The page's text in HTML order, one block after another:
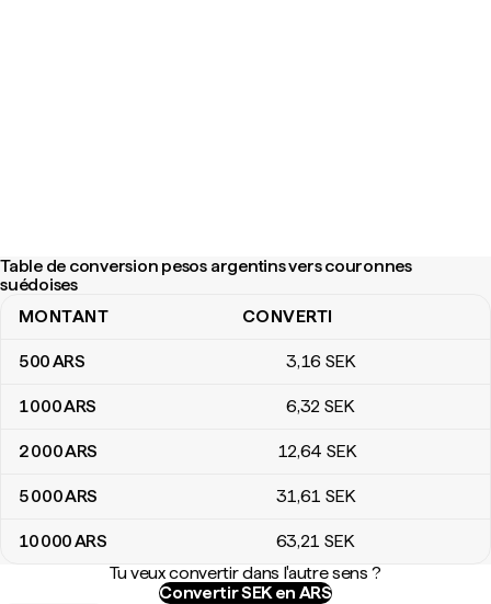
Table de conversion pesos argentins vers couronnes
suédoises
Table de conversion pesos argentins vers couronnes suédoises
MONTANT CONVERTI
500ARS 3,16 SEK
1 000ARS 6,32 SEK
2 000ARS 12,64 SEK
5 000ARS 31,61 SEK
10 000ARS 63,21 SEK
Tu veux convertir dans l'autre sens ?
Convertir SEK en ARS